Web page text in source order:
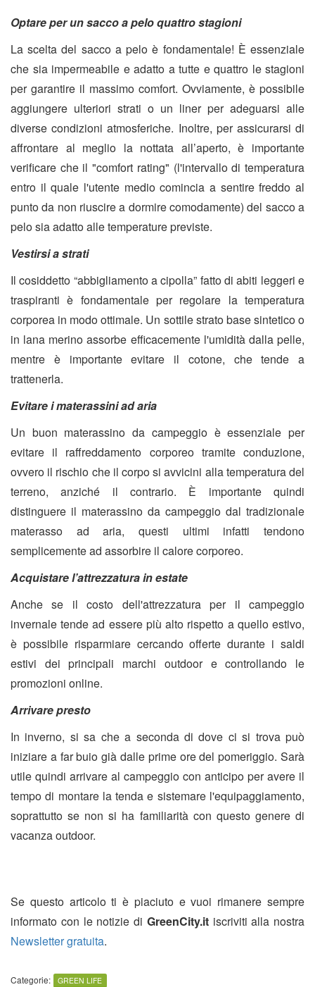
Optare per un sacco a pelo quattro stagioni
La scelta del sacco a pelo è fondamentale! È essenziale
che sia impermeabile e adatto a tutte e quattro le stagioni
per garantire il massimo comfort. Ovviamente, è possibile
aggiungere ulteriori strati o un liner per adeguarsi alle
diverse condizioni atmosferiche. Inoltre, per assicurarsi di
affrontare al meglio la nottata all’aperto, è importante
verificare che il "comfort rating" (l'intervallo di temperatura
entro il quale l'utente medio comincia a sentire freddo al
punto da non riuscire a dormire comodamente) del sacco a
pelo sia adatto alle temperature previste.
Vestirsi a strati
Il cosiddetto “abbigliamento a cipolla” fatto di abiti leggeri e
traspiranti è fondamentale per regolare la temperatura
corporea in modo ottimale. Un sottile strato base sintetico o
in lana merino assorbe efficacemente l'umidità dalla pelle,
mentre è importante evitare il cotone, che tende a
trattenerla.
Evitare i materassini ad aria
Un buon materassino da campeggio è essenziale per
evitare il raffreddamento corporeo tramite conduzione,
ovvero il rischio che il corpo si avvicini alla temperatura del
terreno, anziché il contrario. È importante quindi
distinguere il materassino da campeggio dal tradizionale
materasso ad aria, questi ultimi infatti tendono
semplicemente ad assorbire il calore corporeo.
Acquistare l’attrezzatura in estate
Anche se il costo dell'attrezzatura per il campeggio
invernale tende ad essere più alto rispetto a quello estivo,
è possibile risparmiare cercando offerte durante i saldi
estivi dei principali marchi outdoor e controllando le
promozioni online.
Arrivare presto
In inverno, si sa che a seconda di dove ci si trova può
iniziare a far buio già dalle prime ore del pomeriggio. Sarà
utile quindi arrivare al campeggio con anticipo per avere il
tempo di montare la tenda e sistemare l'equipaggiamento,
soprattutto se non si ha familiarità con questo genere di
vacanza outdoor.
Se questo articolo ti è piaciuto e vuoi rimanere sempre
informato con le notizie di GreenCity.itiscriviti alla nostra
Newsletter gratuita.
Categorie: GREEN LIFE